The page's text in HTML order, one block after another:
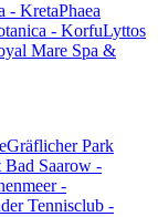
- KretaPhaea
- KorfuLyttos
Mare Spa &
Gräflicher Park
Bad Saarow -
-
Tennisclub -